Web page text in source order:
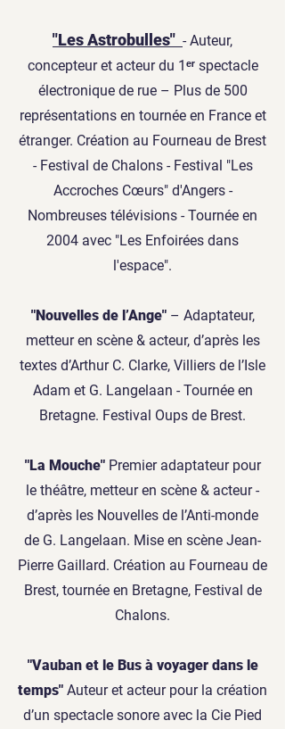
"Les Astrobulles" - Auteur,
concepteur et acteur du 1ᵉʳ spectacle
électronique de rue – Plus de 500
représentations en tournée en France et
étranger. Création au Fourneau de Brest
- Festival de Chalons - Festival "Les
Accroches Cœurs" d'Angers -
Nombreuses télévisions - Tournée en
2004 avec "Les Enfoirées dans
l'espace".
"Nouvelles de l’Ange"– Adaptateur,
metteur en scène & acteur, d’après les
textes d’Arthur C. Clarke, Villiers de l’Isle
Adam et G. Langelaan - Tournée en
Bretagne. Festival Oups de Brest.
"La Mouche" Premier adaptateur pour
le théâtre, metteur en scène & acteur -
d’après les Nouvelles de l’Anti-monde
de G. Langelaan. Mise en scène Jean-
Pierre Gaillard. Création au Fourneau de
Brest, tournée en Bretagne, Festival de
Chalons.
"Vauban et le Bus à voyager dans le
temps" Auteur et acteur pour la création
d’un spectacle sonore avec la Cie Pied